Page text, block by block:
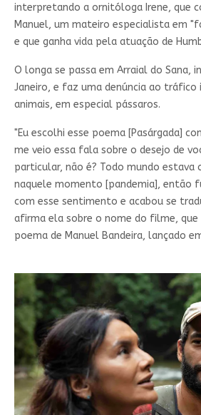
interpretando a ornitóloga Irene, que
Manuel, um mateiro especialista em
e que ganha vida pela atuação de
O longa se passa em Arraial do Sana,
Janeiro, e faz uma denúncia ao tráfico
animais, em especial pássaros.
"Eu escolhi esse poema [Pasárgada]
me veio essa fala sobre o desejo de
particular, não é? Todo mundo estava
naquele momento [pandemia], então
com esse sentimento e acabou se
afirma ela sobre o nome do filme,
poema de Manuel Bandeira, lançado